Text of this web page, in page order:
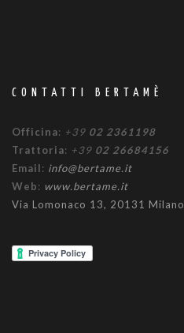
CONTATTI BERTAMÈ
Officina: +39 02 2361198
Trattoria: +39 02 26684156
Email: info@bertame.it
Web: www.bertame.it
Via Lomonaco 13, 20131 Milano